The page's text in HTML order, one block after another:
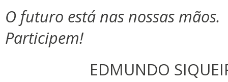
O futuro está nas nossas mãos.
Participem!
EDMUNDO